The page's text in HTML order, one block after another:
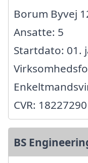
Borum Byvej
Ansatte: 5
Startdato: 01.
CVR: 18227290
BS